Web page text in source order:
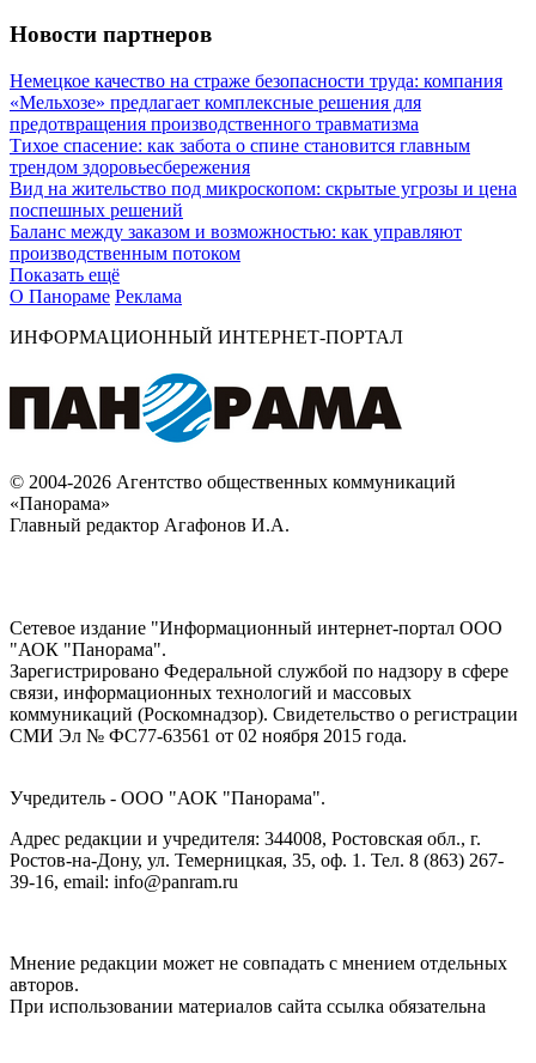
Новости партнеров
Немецкое качество на страже безопасности труда: компания
«Мельхозе» предлагает комплексные решения для
предотвращения производственного травматизма
Тихое спасение: как забота о спине становится главным
трендом здоровьесбережения
Вид на жительство под микроскопом: скрытые угрозы и цена
поспешных решений
Баланс между заказом и возможностью: как управляют
производственным потоком
Показать ещё
О Панораме Реклама
ИНФОРМАЦИОННЫЙ ИНТЕРНЕТ-ПОРТАЛ
© 2004-2026 Агентство общественных коммуникаций
«Панорама»
Главный редактор Агафонов И.А.
Сетевое издание "Информационный интернет-портал ООО
"АОК "Панорама".
Зарегистрировано Федеральной службой по надзору в сфере
связи, информационных технологий и массовых
коммуникаций (Роскомнадзор). Cвидетельство о регистрации
СМИ Эл № ФС77-63561 от 02 ноября 2015 года.
Учредитель - ООО "АОК "Панорама".
Адрес редакции и учредителя: 344008, Ростовская обл., г.
Ростов-на-Дону, ул. Темерницкая, 35, оф. 1. Тел. 8 (863) 267-
39-16, email: info@panram.ru
Мнение редакции может не совпадать с мнением отдельных
авторов.
При использовании материалов сайта ссылка обязательна